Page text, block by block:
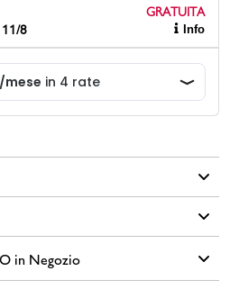
GRATUITA
8 Info
bambina Geox sono perfette per
con tomaia in materiale
in materiale sintetico,
grazie alla suola
DA € 30➡️ Consegna in
a € 30,00 la Spedizione ha un
in Negozio